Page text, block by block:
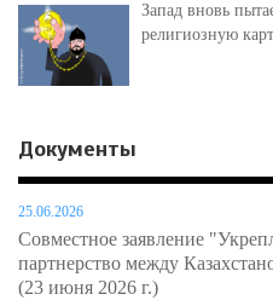
Запад вновь
религиозную
Документы
25.06.2026
Совместное заявление
партнерство между
(23 июня 2026 г.)